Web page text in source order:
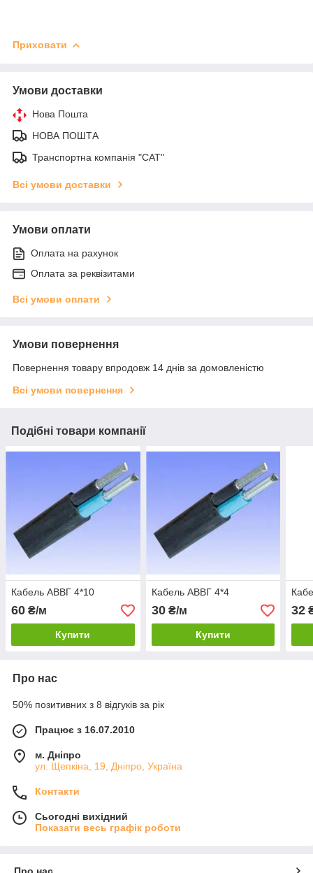
Приховати
Умови доставки
Нова Пошта
НОВА ПОШТА
Транспортна компанія "САТ"
Всі умови доставки
Умови оплати
Оплата на рахунок
Оплата за реквізитами
Всі умови оплати
Умови повернення
Повернення товару впродовж 14 днів за домовленістю
Всі умови повернення
Подібні товари компанії
Кабель АВВГ 4*10
60 ₴/м
Купити
Кабель АВВГ 4*4
30₴/м
Купити
32
Про нас
50% позитивних з 8 відгуків за рік
Працює з 16.07.2010
м. Дніпро
ул. Щепкіна, 19, Дніпро, Україна
Контакти
Сьогодні вихідний
Показати весь графік роботи